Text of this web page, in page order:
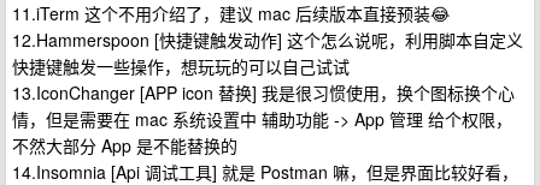
11.iTerm 这个不用介绍了，建议 mac 后续版本直接预装😂
12.Hammerspoon [快捷键触发动作] 这个怎么说呢，利用脚本自定义
快捷键触发一些操作，想玩玩的可以自己试试
13.IconChanger [APP icon 替换] 我是很习惯使用，换个图标换个心
情，但是需要在 mac 系统设置中 辅助功能 -> App 管理 给个权限，
不然大部分 App 是不能替换的
14.Insomnia [Api 调试工具] 就是 Postman 嘛，但是界面比较好看，